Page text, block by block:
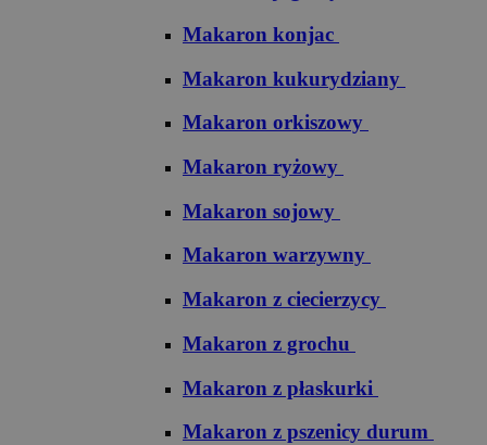
Makaron konjac
Makaron kukurydziany
Makaron orkiszowy
Makaron ryżowy
Makaron sojowy
Makaron warzywny
Makaron z ciecierzycy
Makaron z grochu
Makaron z płaskurki
Makaron z pszenicy durum